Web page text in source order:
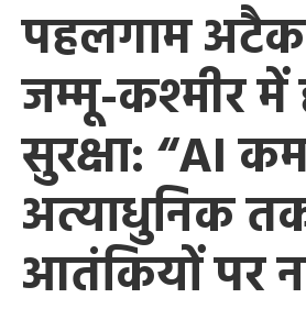
पहलगाम
जम्मू-कश्मीर
सुरक्षा: “AI
अत्याधुनिक
आतंकियों पर